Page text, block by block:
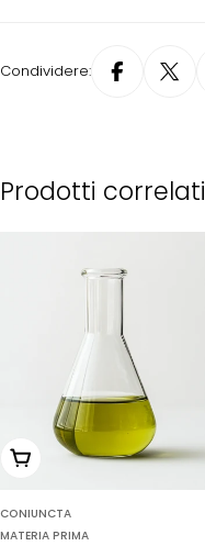
Condividere:
Prodotti correlati
Scegli le opzioni
CONIUNCTA
MATERIA PRIMA